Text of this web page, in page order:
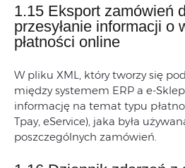
1.15 Eksport zamówień
przesyłanie informacji o
płatności online
W pliku XML, który tworzy się
między systemem ERP a e-
informację na temat typu
Tpay, eService), jaka była
poszczególnych zamówień.